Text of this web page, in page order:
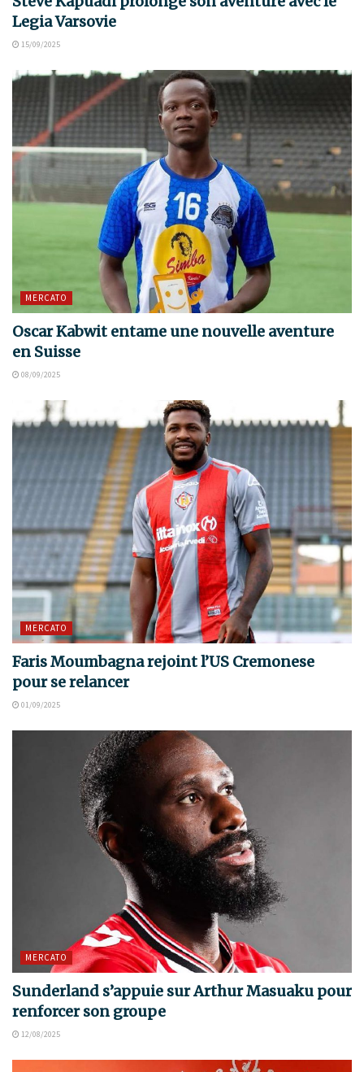
Legia Varsovie
15/09/2025
MERCATO
Oscar Kabwit entame une nouvelle aventure
en Suisse
08/09/2025
MERCATO
Faris Moumbagna rejoint l’US Cremonese
pour se relancer
01/09/2025
MERCATO
Sunderland s’appuie sur Arthur Masuaku pour
renforcer son groupe
12/08/2025